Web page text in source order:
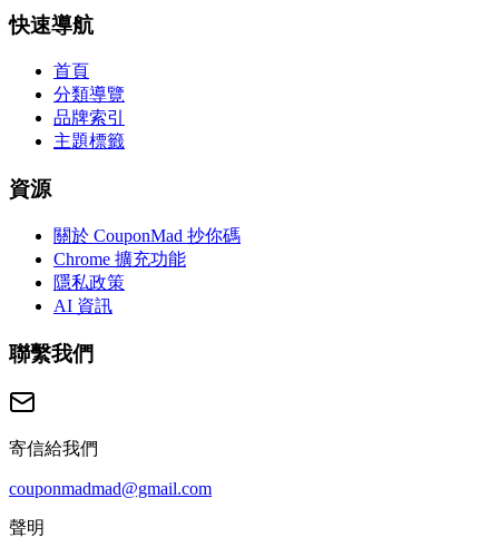
快速導航
首頁
分類導覽
品牌索引
主題標籤
資源
關於 CouponMad 抄你碼
Chrome 擴充功能
隱私政策
AI 資訊
聯繫我們
寄信給我們
couponmadmad@gmail.com
聲明